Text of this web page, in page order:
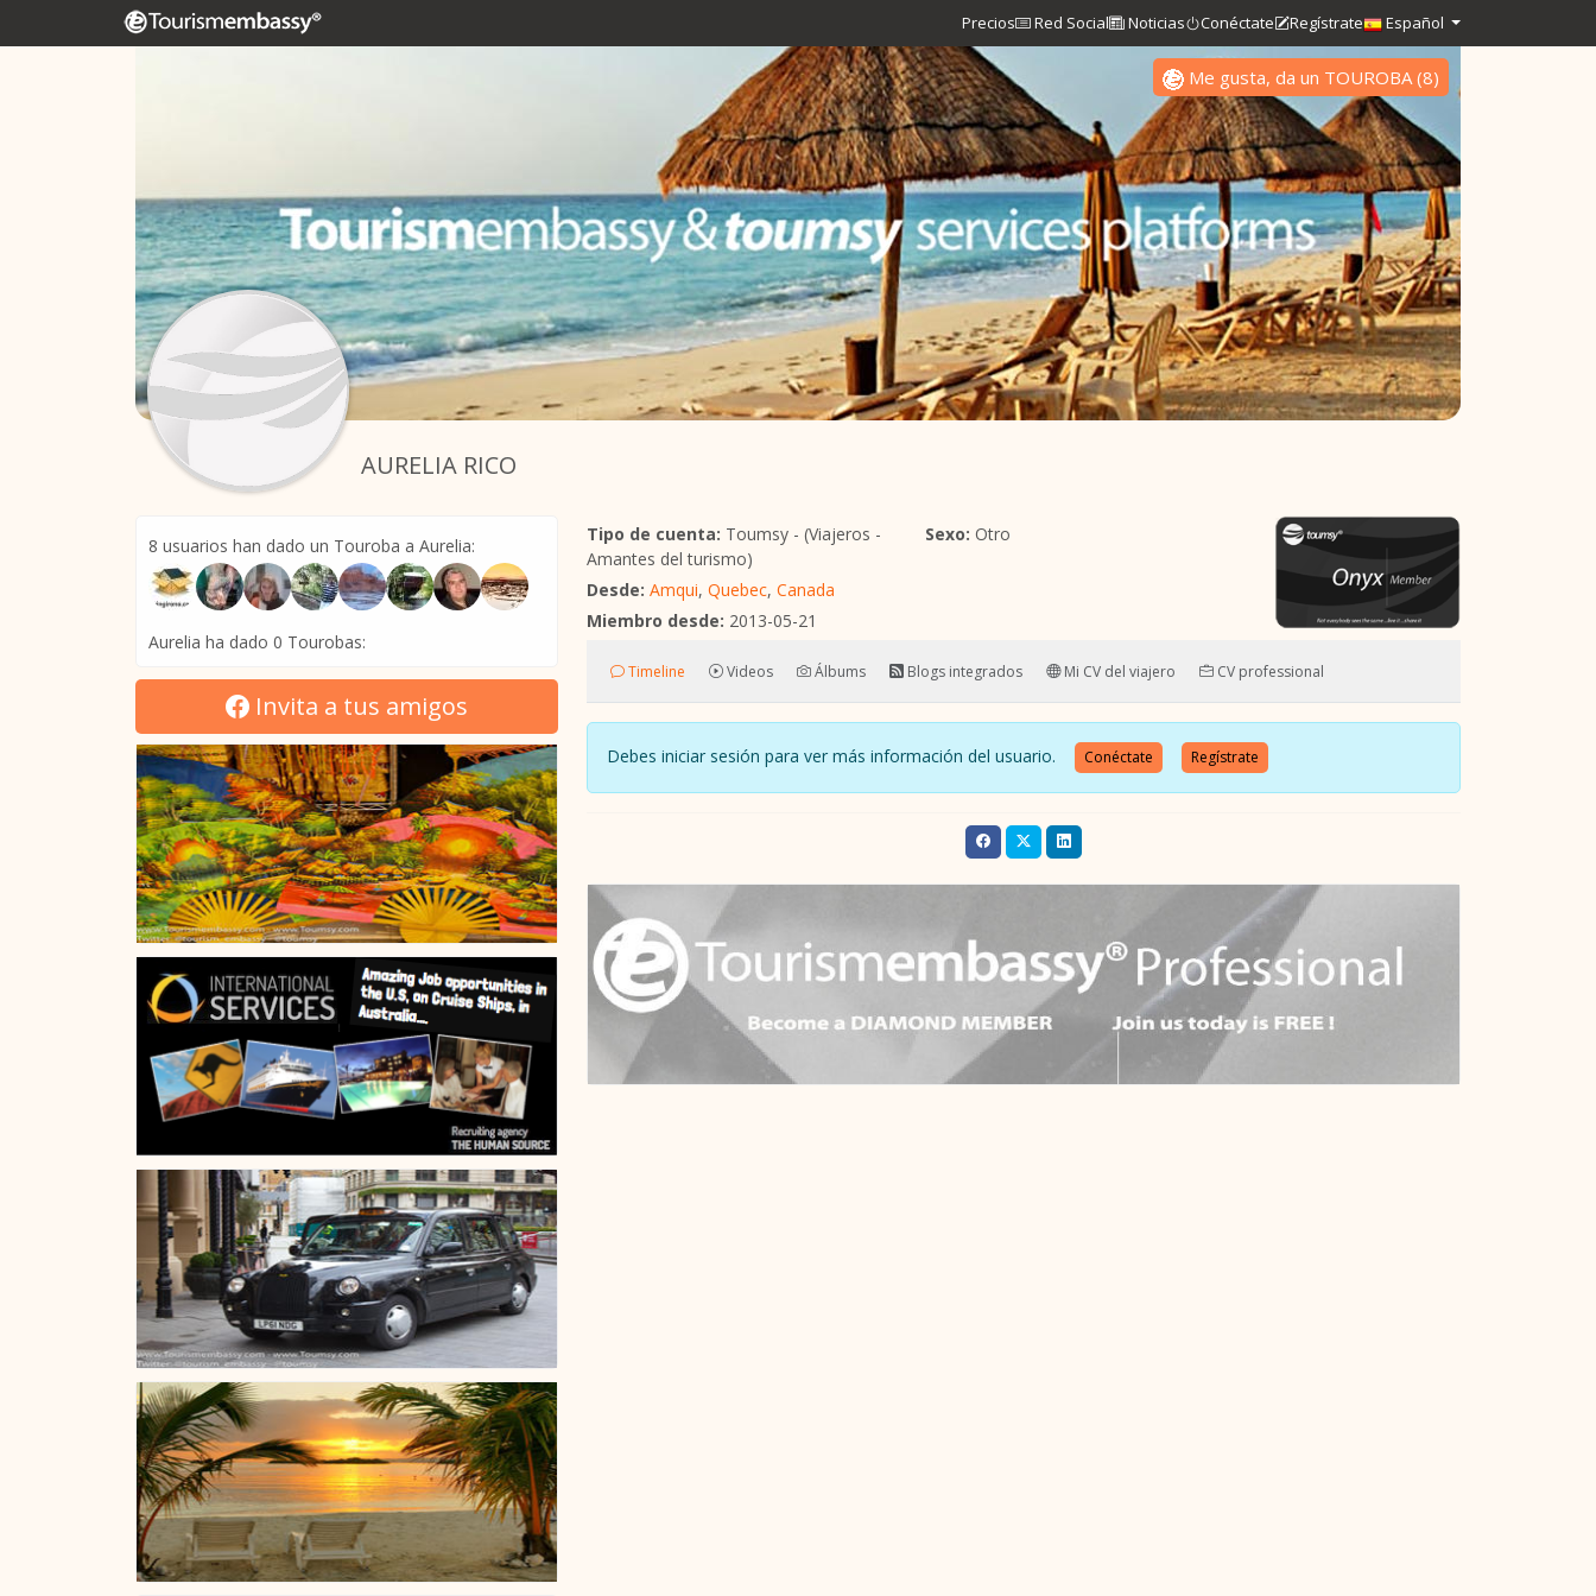
Precios Red Social Noticias Conéctate Regístrate Español
AURELIA RICO
Me gusta, da un TOUROBA(8)
8 usuarios han dado un Touroba a Aurelia:
Aurelia ha dado 0 Tourobas:
Invita a tus amigos
Tipo de cuenta: Toumsy - (Viajeros -
Amantes del turismo)
Desde: Amqui, Quebec, Canada
Miembro desde: 2013-05-21
Sexo: Otro
Timeline Videos Álbums Blogs integrados Mi CV del viajero CV professional
Debes iniciar sesión para ver más información del usuario. Conéctate Regístrate